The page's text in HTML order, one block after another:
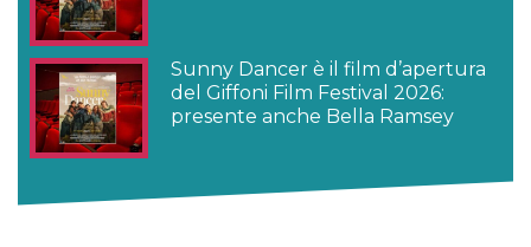
Sunny Dancer è il film d’apertura
del Giffoni Film Festival 2026:
presente anche Bella Ramsey